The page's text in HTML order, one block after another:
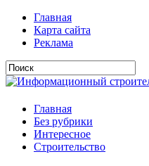
Главная
Карта сайта
Реклама
Главная
Без рубрики
Интересное
Строительство